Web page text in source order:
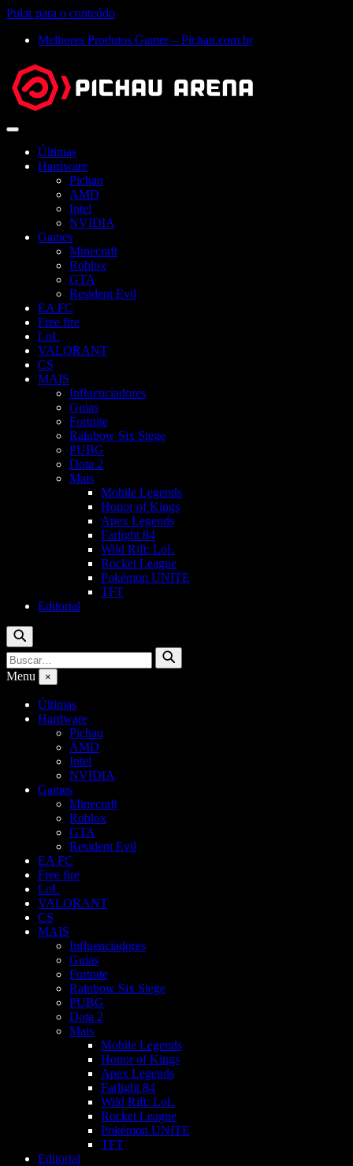
Pular para o conteúdo
Melhores Produtos Gamer – Pichau.com.br
Abrir
Últimas
Hardware
Pichau
AMD
Intel
NVIDIA
Games
Minecraft
Roblox
GTA
Resident Evil
EA FC
Free fire
LoL
VALORANT
CS
MAIS
Influenciadores
Guias
Fortnite
Rainbow Six Siege
PUBG
Dota 2
Mais
Mobile Legends
Honor of Kings
Apex Legends
Farlight 84
Wild Rift: LoL
Rocket League
Pokémon UNITE
TFT
Editorial
Buscar
Buscar
por:
Buscar
Menu ×
Últimas
Hardware
Pichau
AMD
Intel
NVIDIA
Games
Minecraft
Roblox
GTA
Resident Evil
EA FC
Free fire
LoL
VALORANT
CS
MAIS
Influenciadores
Guias
Fortnite
Rainbow Six Siege
PUBG
Dota 2
Mais
Mobile Legends
Honor of Kings
Apex Legends
Farlight 84
Wild Rift: LoL
Rocket League
Pokémon UNITE
TFT
Editorial